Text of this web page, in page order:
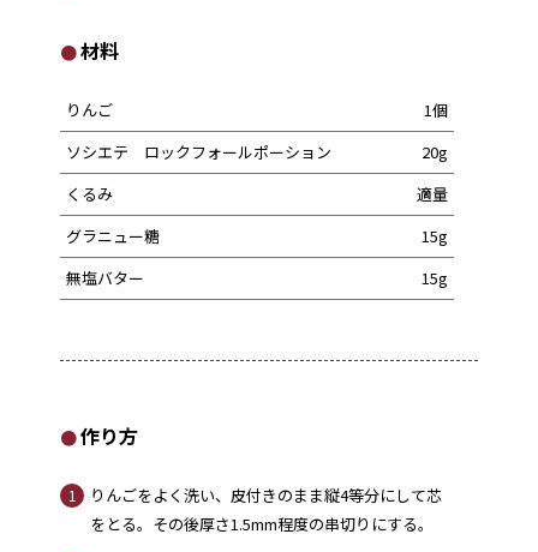
材料
りんご
1個
ソシエテ ロックフォールポーション
20g
くるみ
適量
グラニュー糖
15g
無塩バター
15g
作り方
1
りんごをよく洗い、皮付きのまま縦4等分にして芯
をとる。その後厚さ1.5mm程度の串切りにする。